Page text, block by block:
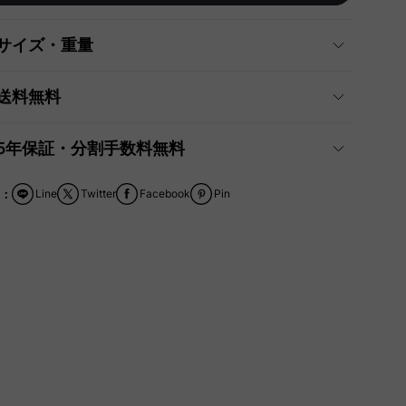
イズ・重量
料無料
年保証・分割手数料無料
Facebook
Twitter Pin
Line